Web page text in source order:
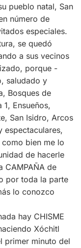
pueblo natal, San
número de
especiales.
se quedó
a sus vecinos
porque -
saludado y
Bosques de
Ensueños,
San Isidro, Arcos
espectaculares,
bien me lo
de hacerle
CAMPAÑA de
por toda la parte
lo conozco
hay CHISME
Xóchitl
primer minuto del